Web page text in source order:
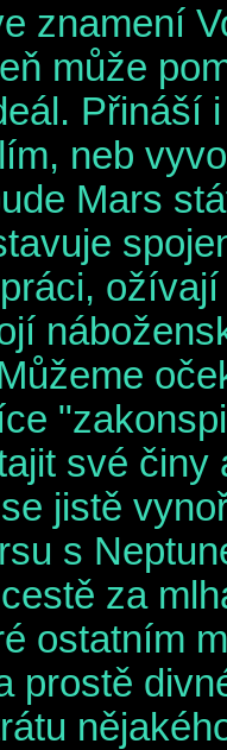
znamení
může
Přináší
neb
Mars
své
jistě
s
za
ostatním
prostě